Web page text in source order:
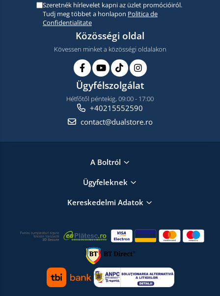
Szeretnék hírlevelet kapni az üzlet promócióiról.
Tudj meg többet a honlapon Politica de
Confidentialitate
Közösségi oldal
Kövessen minket a közösségi oldalakon
Ügyfélszolgálat
Hétfőtől péntekig, 09:00 - 17:00
+40215552590
contact@dualstore.ro
A Boltról
Ügyfeleknek
Kereskedelmi Adatok